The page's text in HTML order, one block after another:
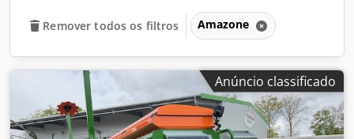
Remover todos os filtros Amazone
Anúncio classificado